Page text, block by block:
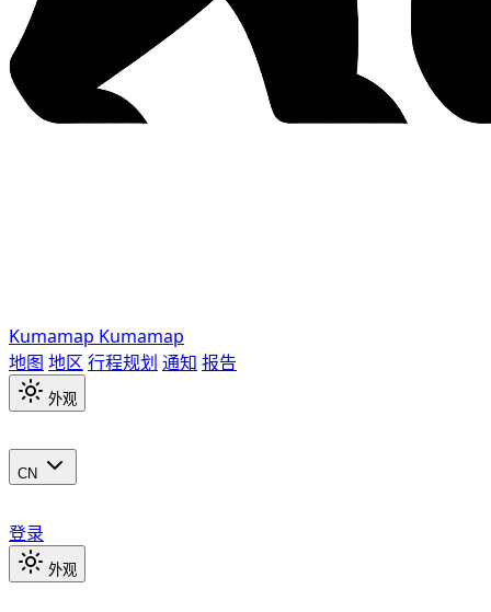
Kumamap Kumamap
地图 地区 行程规划 通知 报告
外观
CN
登录
外观